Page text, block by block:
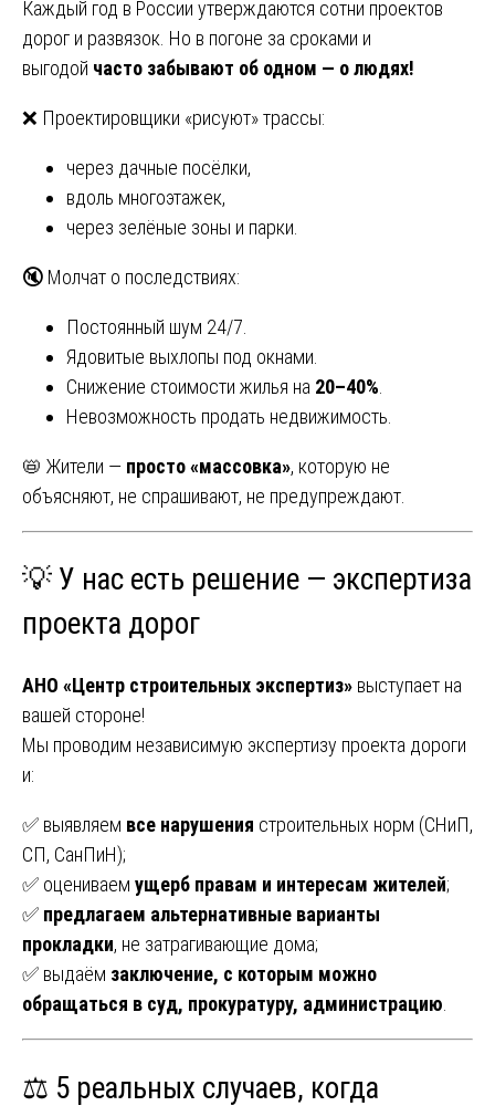
Каждый год в России утверждаются сотни проектов
дорог и развязок. Но в погоне за сроками и
выгодой часто забывают об одном — о людях!
❌ Проектировщики «рисуют» трассы:
через дачные посёлки,
вдоль многоэтажек,
через зелёные зоны и парки.
🔇 Молчат о последствиях:
Постоянный шум 24/7.
Ядовитые выхлопы под окнами.
Снижение стоимости жилья на 20–40%
Невозможность продать недвижимость.
📛 Жители — просто «массовка», которую не
объясняют, не спрашивают, не предупреждают.
💡 У нас есть решение — экспертиза
проекта дорог
АНО «Центр строительных экспертиз» выступает на
вашей стороне!
Мы проводим независимую экспертизу проекта дороги
и:
✅ выявляем все нарушения строительных норм (СНиП,
СП, СанПиН);
✅ оцениваем ущерб правам и интересам жителей;
✅ предлагаем альтернативные варианты
прокладки, не затрагивающие дома;
✅ выдаём заключение, с которым можно
обращаться в суд, прокуратуру, администрацию.
⚖️ 5 реальных случаев, когда